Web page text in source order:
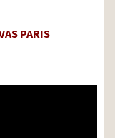
PARIS